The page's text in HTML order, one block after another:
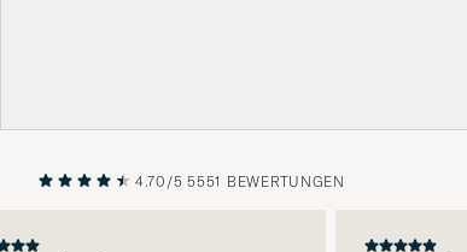
VORHERIGE
4.70/5 5551 BEWERTUNGEN